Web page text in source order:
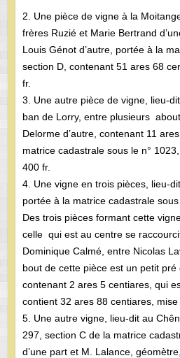
2. Une pièce de vigne à la
frères Ruzié et Marie Bertrand
Louis Génot d’autre, portée à la
section D, contenant 51 ares 68
fr.
3. Une autre pièce de vigne, lieu-
ban de Lorry, entre plusieurs
Delorme d’autre, contenant 11
matrice cadastrale sous le n°
400 fr.
4. Une vigne en trois pièces, lieu-
portée à la matrice cadastrale
Des trois pièces formant cette
celle qui est au centre se
Dominique Calmé, entre Nicolas
bout de cette pièce est un petit pré
contenant 2 ares 5 centiares, qui
contient 32 ares 88 centiares, mise
5. Une autre vigne, lieu-dit au
297, section C de la matrice
d’une part et M. Lalance,